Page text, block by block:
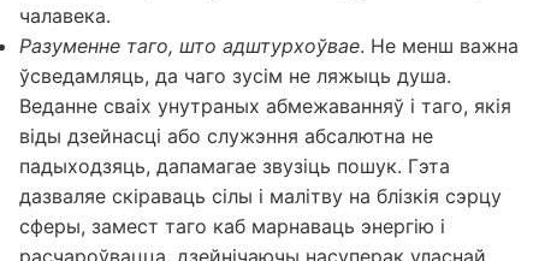
паказвае напрамак, у якім Святы Дух хоча весці
чалавека.
Разуменне таго, што адштурхоўвае . Не менш важна
ўсведамляць, да чаго зусім не ляжыць душа.
Веданне сваіх унутраных абмежаванняў і таго, якія
віды дзейнасці або служэння абсалютна не
падыходзяць, дапамагае звузіць пошук. Гэта
дазваляе скіраваць сілы і малітву на блізкія сэрцу
сферы, замест таго каб марнаваць энергію і